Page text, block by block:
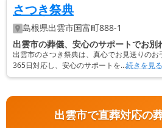
さつき祭典
島根県出雲市国富町888-1
出雲市の葬儀、安心のサポートでお別
出雲市のさつき祭典は、真心でお見送りの
365日対応し、安心のサポートを...続きを見る
出雲市で直葬対応の